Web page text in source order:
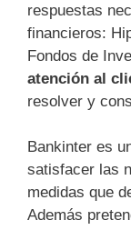
respuestas
financieros:
Fondos de
atención al
resolver y
Bankinter es
satisfacer las
medidas que
Además